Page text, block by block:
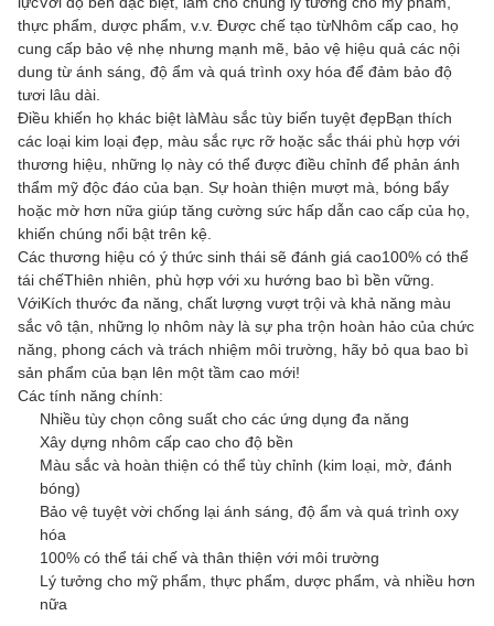
thực phẩm, dược phẩm, v.v. Được chế tạo từNhôm cấp cao , họ
cung cấp bảo vệ nhẹ nhưng mạnh mẽ, bảo vệ hiệu quả các nội
dung từ ánh sáng, độ ẩm và quá trình oxy hóa để đảm bảo độ
tươi lâu dài.
Điều khiến họ khác biệt làMàu sắc tùy biến tuyệt đẹpBạn thích
các loại kim loại đẹp, màu sắc rực rỡ hoặc sắc thái phù hợp với
thương hiệu, những lọ này có thể được điều chỉnh để phản ánh
thẩm mỹ độc đáo của bạn. Sự hoàn thiện mượt mà, bóng bẩy
hoặc mờ hơn nữa giúp tăng cường sức hấp dẫn cao cấp của họ,
khiến chúng nổi bật trên kệ.
Các thương hiệu có ý thức sinh thái sẽ đánh giá cao100% có thể
tái chếThiên nhiên, phù hợp với xu hướng bao bì bền vững.
VớiKích thước đa năng, chất lượng vượt trội và khả năng màu
sắc vô tận , những lọ nhôm này là sự pha trộn hoàn hảo của chức
năng, phong cách và trách nhiệm môi trường, hãy bỏ qua bao bì
sản phẩm của bạn lên một tầm cao mới!
Các tính năng chính:
Nhiều tùy chọn công suất cho các ứng dụng đa năng
Xây dựng nhôm cấp cao cho độ bền
Màu sắc và hoàn thiện có thể tùy chỉnh (kim loại, mờ, đánh
bóng)
Bảo vệ tuyệt vời chống lại ánh sáng, độ ẩm và quá trình oxy
hóa
100% có thể tái chế và thân thiện với môi trường
Lý tưởng cho mỹ phẩm, thực phẩm, dược phẩm, và nhiều hơn
nữa